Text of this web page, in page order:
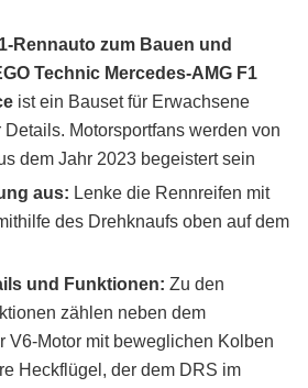
Rennauto zum Bauen und
Technic Mercedes-AMG F1
ist ein Bauset für Erwachsene
Motorsportfans werden von
dem Jahr 2023 begeistert sein
aus: Lenke die Rennreifen mit
des Drehknaufs oben auf dem
und Funktionen: Zu den
zählen neben dem
V6-Motor mit beweglichen Kolben
Heckflügel, der dem DRS im